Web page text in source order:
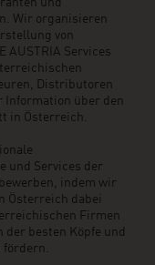
und
Wir organisieren
von
AUSTRIA Services
Distributoren
über den
in Österreich.
und Services der
indem wir
Österreich dabei
Firmen
besten Köpfe und
fördern.